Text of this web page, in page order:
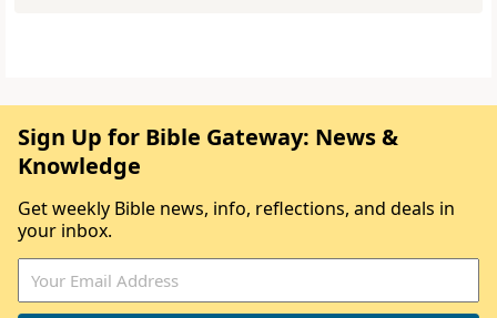
Sign Up for Bible Gateway: News &
Knowledge
Get weekly Bible news, info, reflections, and deals in
your inbox.